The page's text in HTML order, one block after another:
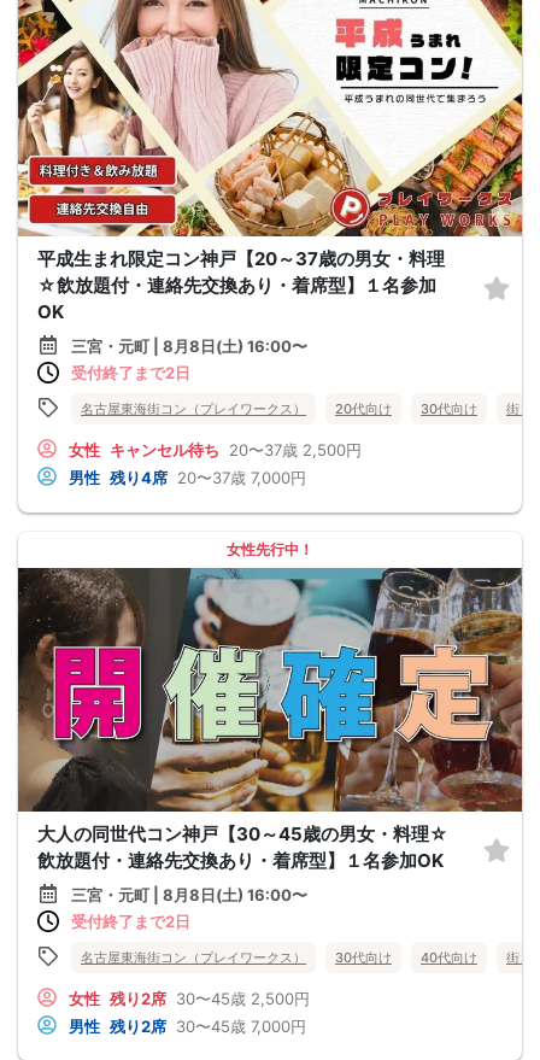
平成生まれ限定コン神戸【20～37歳の男女・料理
☆飲放題付・連絡先交換あり・着席型】１名参加
OK
三宮・元町 | 8月8日(土) 16:00〜
受付終了まで2日
名古屋東海街コン（プレイワークス） 20代向け 30代向け 街コ
女性 キャンセル待ち 20〜37歳 2,500円
男性 残り4席 20〜37歳 7,000円
女性先行中！
大人の同世代コン神戸【30～45歳の男女・料理☆
飲放題付・連絡先交換あり・着席型】１名参加OK
三宮・元町 | 8月8日(土) 16:00〜
受付終了まで2日
名古屋東海街コン（プレイワークス） 30代向け 40代向け 街コ
女性 残り2席 30〜45歳 2,500円
男性 残り2席 30〜45歳 7,000円